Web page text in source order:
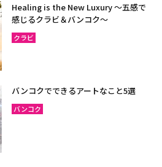
Healing is the New Luxury ～五感で
感じるクラビ＆バンコク～
クラビ
バンコクでできるアートなこと5選
バンコク